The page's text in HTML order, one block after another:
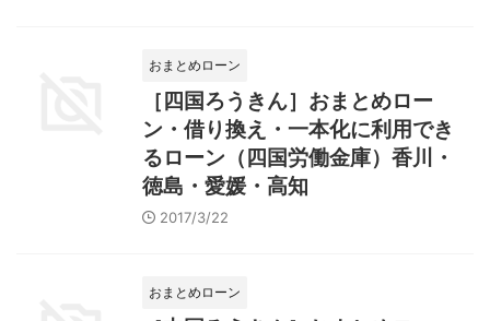
おまとめローン
［四国ろうきん］おまとめロー
ン・借り換え・一本化に利用でき
るローン（四国労働金庫）香川・
徳島・愛媛・高知
2017/3/22
おまとめローン